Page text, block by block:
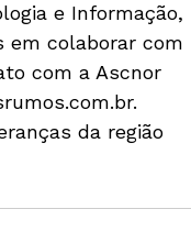
e Informação,
em colaborar com
com a Ascnor
da região